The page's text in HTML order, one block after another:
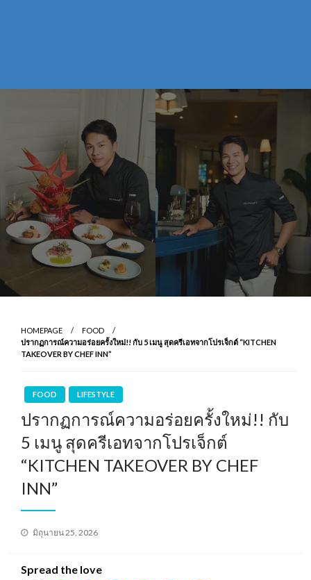
HOMEPAGE
FOOD
ปรากฏการณ์ความอร่อยครั้งใหม่!! กับ 5 เมนู สุดครีเอทจากโปรเจ็กต์ “KITCHEN
TAKEOVER BY CHEF INN”
FOOD LIFESTYLE
ปรากฏการณ์ความอร่อยครั้งใหม่!! กับ
5 เมนู สุดครีเอทจากโปรเจ็กต์
“KITCHEN TAKEOVER BY CHEF
INN”
Posted
มิถุนายน 25, 2026
Spread the love